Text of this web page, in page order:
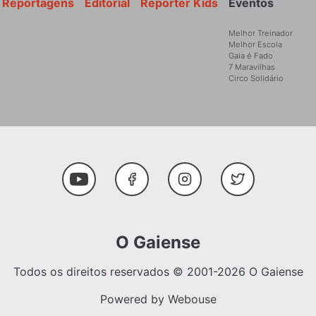
Eventos
Melhor Treinador
Melhor Escola
Gaia é Fado
7 Maravilhas
Circo Solidário
Reporter Kids
Editorial
Reportagens
Social Media
Youtube FacebookInstagramTwitter
O Gaiense
Todos os direitos reservados © 2001-2026 O Gaiense
Powered by Webouse